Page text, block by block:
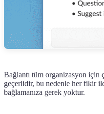
Bağlantı tüm organizasyon için
geçerlidir, bu nedenle her fikir
bağlamanıza gerek yoktur.